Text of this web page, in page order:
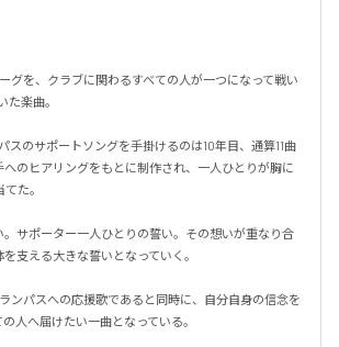
グを、クラブに関わるすべての人が一つになって戦い
た楽曲。
スのサポートソングを手掛けるのは10年目、通算11曲
へのヒアリングをもとに制作され、一人ひとりが胸に
た。
サポーター一人ひとりの誓い。その想いが重なり合
支える大きな誓いとなっていく。
ランパスへの応援歌であると同時に、自分自身の信念を
人へ届けたい一曲となっている。